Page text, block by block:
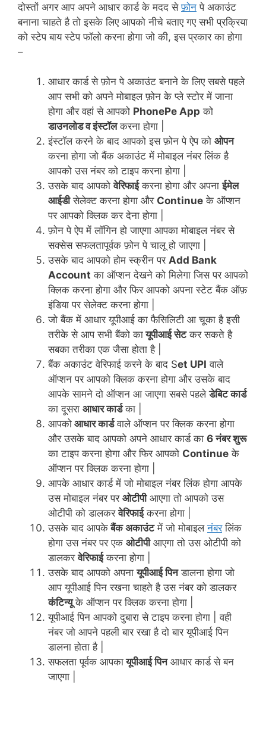
दोस्तों अगर आप अपने आधार कार्ड के मदद सेफ़ोन पे अकाउंट
बनाना चाहते है तो इसके लिए आपको नीचे बताए गए सभी प्रक्रिया
को स्टेप बाय स्टेप फॉलो करना होगा जो की, इस प्रकार का होगा
–
आधार कार्ड से फ़ोन पे अकाउंट बनाने के लिए सबसे पहले
आप सभी को अपने मोबाइल फ़ोन के प्ले स्टोर में जाना
होगा और वहां से आपको PhonePe App को
डाउनलोड व इंस्टॉलकरना होगा |
इंस्टॉल करने के बाद आपको इस फ़ोन पे ऐप को ओपन
करना होगा जो बैंक अकाउंट में मोबाइल नंबर लिंक है
आपको उस नंबर को टाइप करना होगा |
उसके बाद आपकोवेरिफाईकरना होगा और अपनाईमेल
आईडीसेलेक्ट करना होगा और Continue के ऑप्शन
पर आपको क्लिक कर देना होगा |
फ़ोन पे ऐप में लॉगिन हो जाएगा आपका मोबाइल नंबर से
सक्सेससफलतापूर्वक फ़ोन पे चालू हो जाएगा |
उसके बाद आपको होम स्क्रीन पर Add Bank
Account का ऑप्शन देखने को मिलेगा जिस पर आपको
क्लिक करना होगा और फिर आपको अपना स्टेट बैंक ऑफ़
इंडिया पर सेलेक्ट करना होगा |
जो बैंक में आधार यूपीआई का फैसिलिटी आ चूका है इसी
तरीके से आप सभी बैंको कायूपीआई सेटकर सकते है
सबका तरीका एक जैसा होता है |
बैंक अकाउंट वेरिफाई करने के बाद Set UPI वाले
ऑप्शन पर आपको क्लिक करना होगा और उसके बाद
आपके सामने दो ऑप्शन आ जाएगा सबसे पहलेडेबिट कार्ड
का दूसरा आधार कार्डका |
आपको आधार कार्डवाले ऑप्शन पर क्लिक करना होगा
और उसके बाद आपको अपने आधार कार्ड का 6 नंबर शुरू
का टाइप करना होगा और फिर आपको Continue के
ऑप्शन पर क्लिक करना होगा |
आपके आधार कार्ड में जो मोबाइल नंबर लिंक होगा आपके
उस मोबाइल नंबर पर ओटीपीआएगा तो आपको उस
ओटीपी को डालकरवेरिफाईकरना होगा |
उसके बाद आपकेबैंक अकाउंटमें जो मोबाइलनंबरलिंक
होगा उस नंबर पर एक ओटीपीआएगा तो उस ओटीपी को
डालकरवेरिफाईकरना होगा |
उसके बाद आपको अपनायूपीआई पिनडालना होगा जो
आप यूपीआई पिन रखना चाहते है उस नंबर को डालकर
कंटिन्यूके ऑप्शन पर क्लिक करना होगा |
यूपीआई पिन आपको दुबारा से टाइप करना होगा | वही
नंबर जो आपने पहली बार रखा है दो बार यूपीआई पिन
डालना होता है |
सफलता पूर्वक आपकायूपीआई पिनआधार कार्ड से बन
जाएगा |